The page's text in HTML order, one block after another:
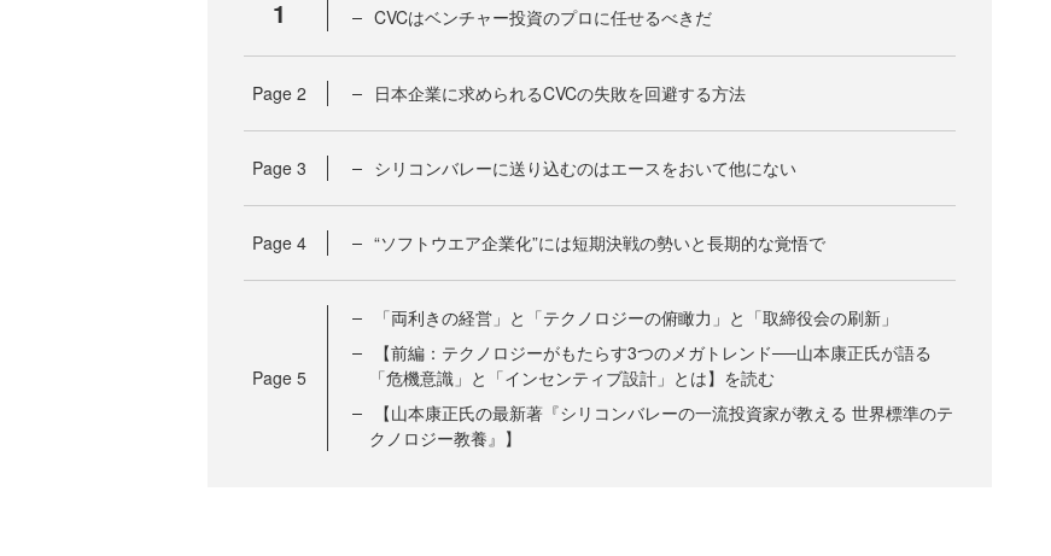
1
CVCはベンチャー投資のプロに任せるべきだ
Page 2 日本企業に求められるCVCの失敗を回避する方法
Page 3 シリコンバレーに送り込むのはエースをおいて他にない
Page 4 “ソフトウエア企業化”には短期決戦の勢いと長期的な覚悟で
Page 5
「両利きの経営」と「テクノロジーの俯瞰力」と「取締役会の刷新」
【前編：テクノロジーがもたらす3つのメガトレンド──山本康正氏が語る
「危機意識」と「インセンティブ設計」とは】を読む
【山本康正氏の最新著『シリコンバレーの一流投資家が教える 世界標準のテ
クノロジー教養』】